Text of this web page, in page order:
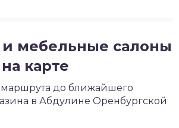
мебельные салоны
карте
до ближайшего
в Абдулине Оренбургской